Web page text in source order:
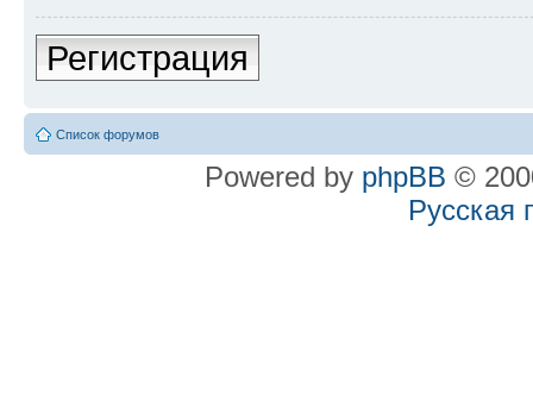
Регистрация
Список форумов
Powered by phpBB ©
Русская